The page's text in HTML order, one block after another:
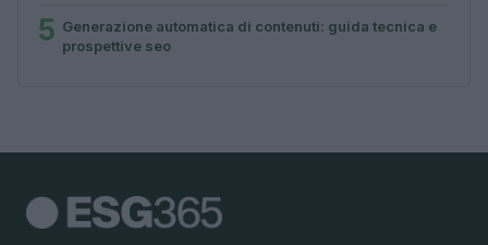
5 Generazione automatica di contenuti: guida tecnica e
prospettive seo